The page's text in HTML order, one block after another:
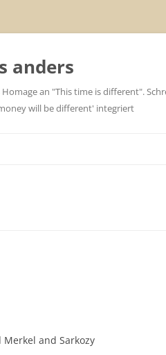
anders
an "This time is different".
will be different' integriert
and Sarkozy